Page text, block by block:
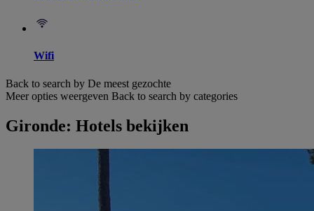
Wifi
Back to search by De meest gezochte
Meer opties weergeven Back to search by categories
Gironde: Hotels bekijken